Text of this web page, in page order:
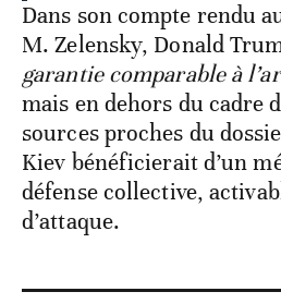
Dans son compte rendu
M. Zelensky, Donald
garantie comparable à
mais en dehors du cadre
sources proches du
Kiev bénéficierait d’un
défense collective,
d’attaque.